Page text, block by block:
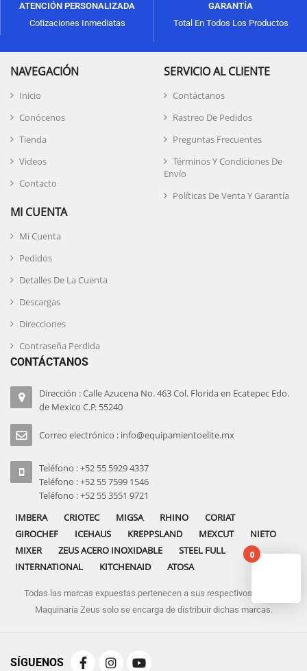
ATENCIÓN PERSONALIZADA
Cotizaciones Inmediatas
GARANTÍA
Total En Todos Los Productos
NAVEGACIÓN
Inicio
Conócenos
Tienda
Videos
Contacto
SERVICIO AL CLIENTE
Contáctanos
Rastreo De Pedidos
Preguntas Frecuentes
Términos Y Condiciones De
Envío
Políticas De Venta Y Garantía
MI CUENTA
Mi Cuenta
Pedidos
Detalles De La Cuenta
Descargas
Direcciones
Contraseña Perdida
CONTÁCTANOS
Dirección : Calle Azucena No. 463 Col. Florida en Ecatepec Edo.
de Mexico C.P. 55240
Correo electrónico : info@equipamientoelite.mx
Teléfono : +52 55 5929 4337
Teléfono : +52 55 7599 1546
Teléfono : +52 55 3551 9721
IMBERA
CRIOTEC MIGSA RHINO
CORIAT
GIROCHEF
ICEHAUS KREPPSLAND MEXCUT
NIETO
MIXER
ZEUS ACERO INOXIDABLE
STEEL FULL
INTERNATIONAL
KITCHENAID ATOSA
Todas las marcas expuestas pertenecen a sus respectivos dueños
Maquinaria Zeus solo se encarga de distribuir dichas marcas.
SÍGUENOS
0